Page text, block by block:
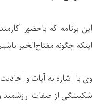
این برنامه که باحضور
اینکه چگونه مفتاح‌الخیر
وی با اشاره به آیات و
شکستگی از صفات ارزشمند